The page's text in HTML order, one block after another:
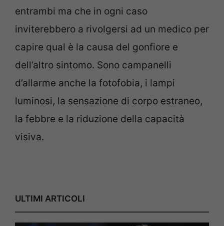
entrambi ma che in ogni caso
inviterebbero a rivolgersi ad un medico per
capire qual è la causa del gonfiore e
dell’altro sintomo. Sono campanelli
d’allarme anche la fotofobia, i lampi
luminosi, la sensazione di corpo estraneo,
la febbre e la riduzione della capacità
visiva.
ULTIMI ARTICOLI